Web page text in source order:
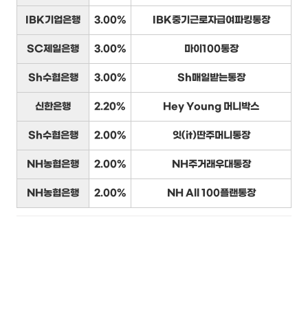
IBK기업은행 3.00% IBK중기근로자급여파킹통장
SC제일은행 3.00% 마이100통장
Sh수협은행 3.00% Sh매일받는통장
신한은행 2.20% Hey Young 머니박스
Sh수협은행 2.00% 잇(it)딴주머니통장
NH농협은행 2.00% NH주거래우대통장
NH농협은행 2.00% NH All 100플랜통장